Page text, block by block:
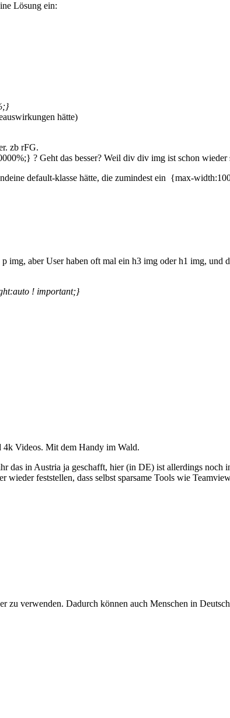
Lösung ein:
hätte)
zb rFG.
? Geht das besser? Weil div div img ist schon
default-klasse hätte, die zumindest ein {max-
img, aber User haben oft mal ein h3 img oder h1 img, und
! important;}
4k Videos. Mit dem Handy im Wald.
das in Austria ja geschafft, hier (in DE) ist allerdings noch
feststellen, dass selbst sparsame Tools wie
zu verwenden. Dadurch können auch Menschen in